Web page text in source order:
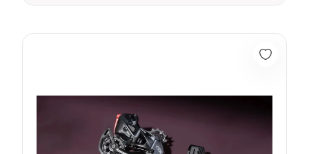
Kit Tensor Y Palanca Cambios Sram Gx Eagle Axs Ciclismo Mtb